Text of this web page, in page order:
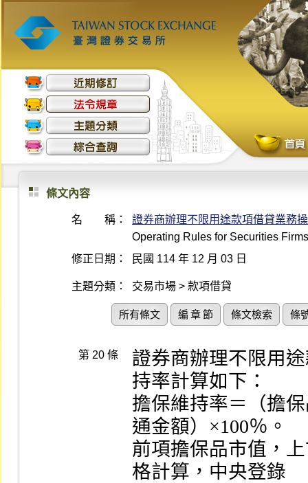
條文內容
名 稱：
證券商辦理不限用途款項借貸業務
Operating Rules for Securities
修正日期：
民國 114 年 12 月 03 日
主題分類： 交易市場 > 款項借貸
所有條文 編 章 節 條文檢索 條
第 20 條
證券商辦理不限用
持率計算如下：
擔保維持率＝（擔
通金額）×100％。
前項擔保品市值，
格計算，中央登錄